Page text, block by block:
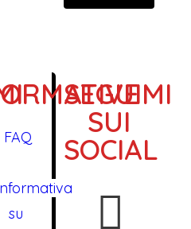
FAQ
su
SEGUIMI
SUI
SOCIAL